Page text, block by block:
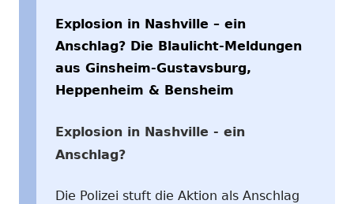
Explosion in Nashville – ein
Anschlag? Die Blaulicht-Meldungen
aus Ginsheim-Gustavsburg,
Heppenheim & Bensheim
Explosion in Nashville - ein
Anschlag?
Die Polizei stuft die Aktion als Anschlag